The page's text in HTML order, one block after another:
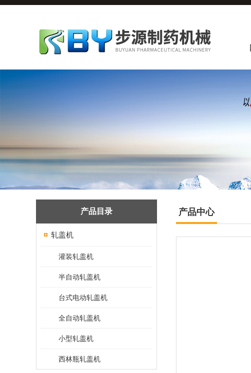
产品目录
轧盖机
灌装轧盖机
半自动轧盖机
台式电动轧盖机
全自动轧盖机
小型轧盖机
西林瓶轧盖机
产品中心